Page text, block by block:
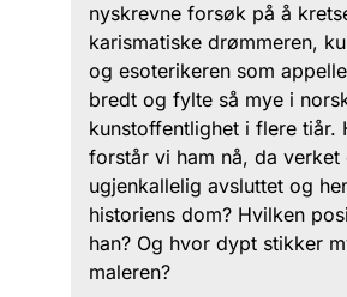
nyskrevne forsøk på å
karismatiske drømmeren,
og esoterikeren som
bredt og fylte så mye i
kunstoffentlighet i flere tiår.
forstår vi ham nå, da verket
ugjenkallelig avsluttet og
historiens dom? Hvilken
han? Og hvor dypt stikker
maleren?